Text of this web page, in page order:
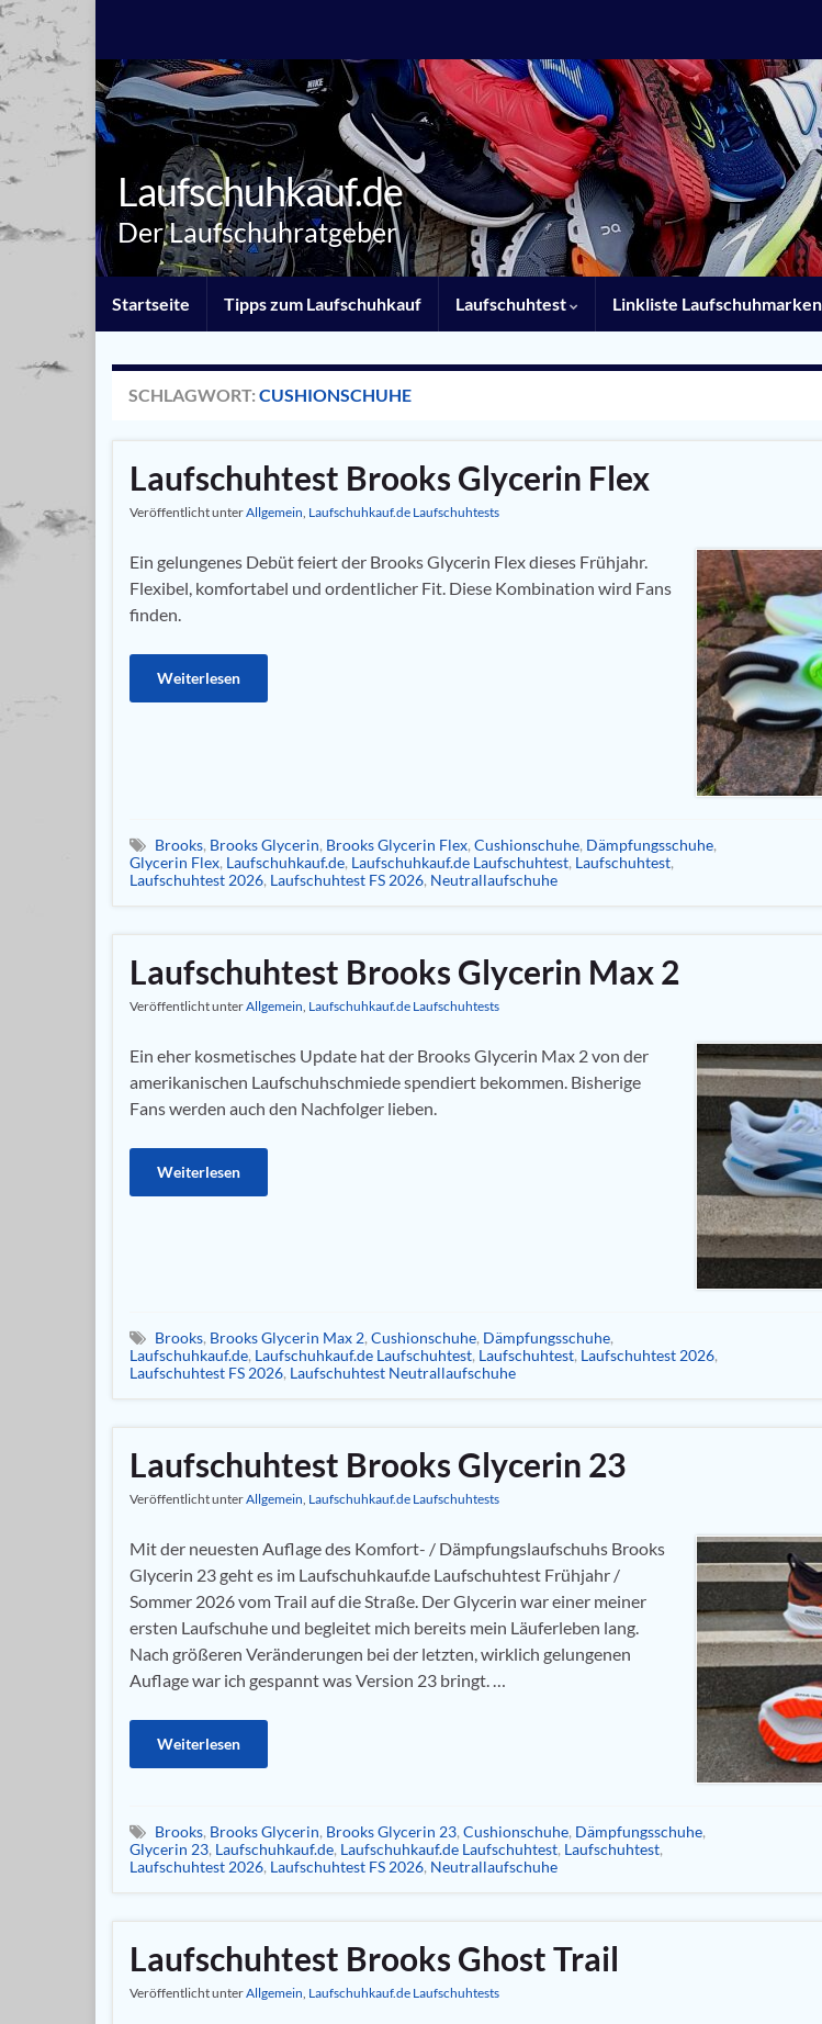
Laufschuhkauf.de
Der Laufschuhratgeber
Startseite Tipps zum Laufschuhkauf Laufschuhtest Linkliste Laufschuhmarken
SCHLAGWORT: CUSHIONSCHUHE
Laufschuhtest Brooks Glycerin Flex
Veröffentlicht unterAllgemein, Laufschuhkauf.de Laufschuhtests
Ein gelungenes Debüt feiert der Brooks Glycerin Flex dieses Frühjahr.
Flexibel, komfortabel und ordentlicher Fit. Diese Kombination wird Fans
finden.
Weiterlesen
Brooks, Brooks Glycerin, Brooks Glycerin Flex, Cushionschuhe, Dämpfungsschuhe,
Glycerin Flex, Laufschuhkauf.de, Laufschuhkauf.de Laufschuhtest, Laufschuhtest,
Laufschuhtest 2026, Laufschuhtest FS 2026, Neutrallaufschuhe
Laufschuhtest Brooks Glycerin Max 2
Veröffentlicht unterAllgemein Laufschuhkauf.de Laufschuhtests
Ein eher kosmetisches Update hat der Brooks Glycerin Max 2 von der
amerikanischen Laufschuhschmiede spendiert bekommen. Bisherige
Fans werden auch den Nachfolger lieben.
Weiterlesen
Brooks, Brooks Glycerin Max 2, Cushionschuhe, Dämpfungsschuhe,
Laufschuhkauf.de, Laufschuhkauf.de Laufschuhtest, Laufschuhtest, Laufschuhtest 2026,
Laufschuhtest FS 2026, Laufschuhtest Neutrallaufschuhe
Laufschuhtest Brooks Glycerin 23
Veröffentlicht unterAllgemein, Laufschuhkauf.de Laufschuhtests
Mit der neuesten Auflage des Komfort- / Dämpfungslaufschuhs Brooks
Glycerin 23 geht es im Laufschuhkauf.de Laufschuhtest Frühjahr /
Sommer 2026 vom Trail auf die Straße. Der Glycerin war einer meiner
ersten Laufschuhe und begleitet mich bereits mein Läuferleben lang.
Nach größeren Veränderungen bei der letzten, wirklich gelungenen
Auflage war ich gespannt was Version 23 bringt. …
Weiterlesen
Brooks, Brooks Glycerin, Brooks Glycerin 23, Cushionschuhe, Dämpfungsschuhe,
Glycerin 23, Laufschuhkauf.de, Laufschuhkauf.de Laufschuhtest, Laufschuhtest,
Laufschuhtest 2026, Laufschuhtest FS 2026, Neutrallaufschuhe
Laufschuhtest Brooks Ghost Trail
Veröffentlicht unterAllgemein Laufschuhkauf.de Laufschuhtests